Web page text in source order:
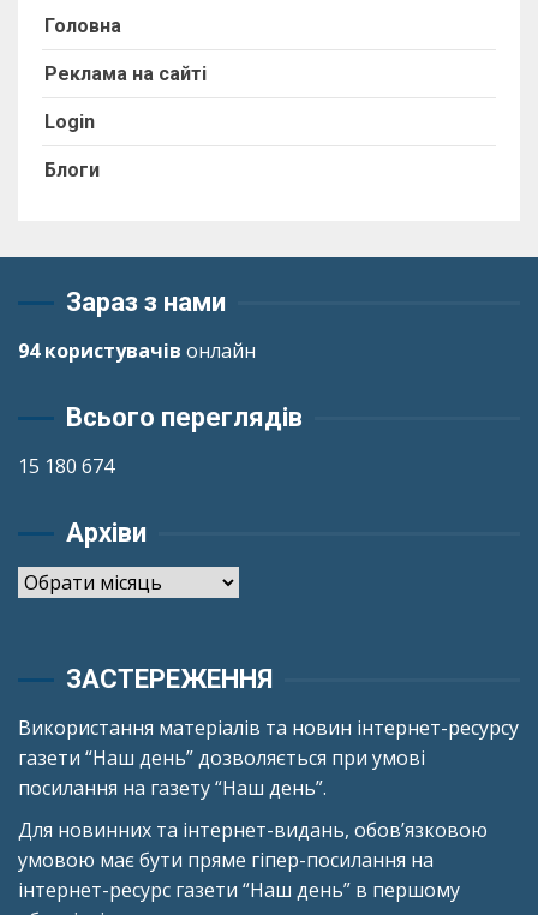
Головна
Реклама на сайті
Login
Блоги
Зараз з нами
94 користувачів онлайн
Всього переглядів
15 180 674
Архіви
Архіви
ЗАСТЕРЕЖЕННЯ
Використання матеріалів та новин інтернет-ресурсу
газети “Наш день” дозволяється при умові
посилання на газету “Наш день”.
Для новинних та інтернет-видань, обов’язковою
умовою має бути пряме гіпер-посилання на
інтернет-ресурс газети “Наш день” в першому